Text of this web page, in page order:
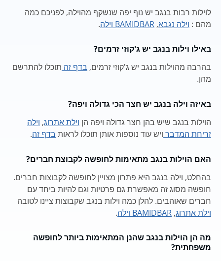
לוילות רבות בנגב יש נוף יפה שנשקף מהוילה, לפניכם כמה
מהם : וילה נגבא, BAMIDBAR וילה .
באילו וילות בנגב יש ג'קוזי זרמים?
בהרבה מהוילות בנגב יש ג'קוזי זרמים, בדף זה תוכלו להתרשם
מהן.
באיזה וילה בנגב יש חצר הכי גדולה ויפה?
הוילות בנגב שיש בהן חצר גדולה ויפה הן וילת אתרוג, וילה
זריחת המדבר ויש עוד נוספות אותן תוכלו לראות בדף זה.
האם הוילות בנגב מתאימות לחופשה לקבוצת חברים?
בהחלט, וילה בנגב היא פתרון מצויין לחופשה לקבוצות חברים.
חופשה מסוג זה מאפשרת גם פרטיות וגם להיות ביחד עם
חברים שאוהבים. להלן כמה וילות בנגב שקבוצות ציינו לטובה
וילת אתרוג, BAMIDBAR וילה .
מה הן הוילות בנגב שהנן המתאימות ביותר לחופשה
משפחתית?